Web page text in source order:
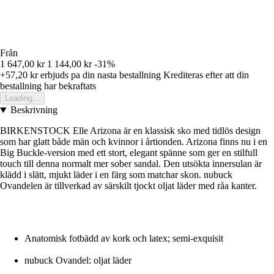
Från
1 647,00 kr 1 144,00 kr -31%
+57,20 krerbjuds pa din nasta bestallning Krediteras efter att din
bestallning har bekraftats
Loading...
Beskrivning
BIRKENSTOCK Elle Arizona är en klassisk sko med tidlös design
som har glatt både män och kvinnor i årtionden. Arizona finns nu i en
Big Buckle-version med ett stort, elegant spänne som ger en stilfull
touch till denna normalt mer sober sandal. Den utsökta innersulan är
klädd i slätt, mjukt läder i en färg som matchar skon. nubuck
Ovandelen är tillverkad av särskilt tjockt oljat läder med råa kanter.
Anatomisk fotbädd av kork och latex; semi-exquisit
nubuck Ovandel: oljat läder